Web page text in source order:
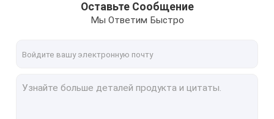
Оставьте Сообщение
Мы Ответим Быстро